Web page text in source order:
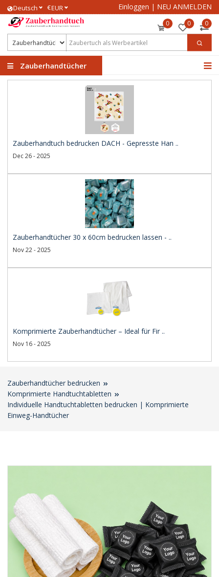
Deutsch €EUR Einloggen | NEU ANMELDEN
0 0 0
Zauberhandtücher
Zauberhandtuch bedrucken DACH - Gepresste Han ..
Dec 26 - 2025
Zauberhandtücher 30 x 60cm bedrucken lassen - ..
Nov 22 - 2025
Komprimierte Zauberhandtücher – Ideal für Fir ..
Nov 16 - 2025
Zauberhandtücher bedrucken
Komprimierte Handtuchtabletten
Individuelle Handtuchtabletten bedrucken | Komprimierte
Einweg-Handtücher